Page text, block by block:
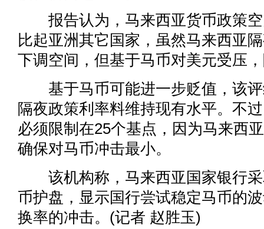
报告认为，马来西亚货币政策空
比起亚洲其它国家，虽然马来西亚
下调空间，但基于马币对美元受压
基于马币可能进一步贬值，该评
隔夜政策利率料维持现有水平。不
必须限制在25个基点，因为马来西
确保对马币冲击最小。
该机构称，马来西亚国家银行采
币护盘，显示国行尝试稳定马币的
换率的冲击。(记者 赵胜玉)